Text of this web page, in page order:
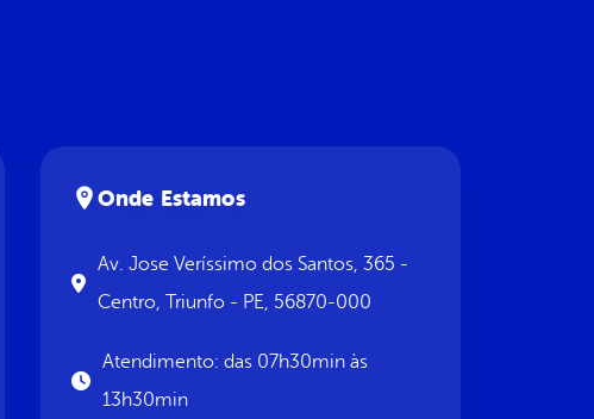
Onde Estamos
Av. Jose Veríssimo dos Santos, 365 -
Centro, Triunfo - PE, 56870-000
Atendimento: das 07h30min às
13h30min